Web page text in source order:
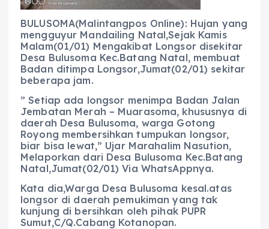
BULUSOMA(Malintangpos Online): Hujan yang
mengguyur Mandailing Natal,Sejak Kamis
Malam(01/01) Mengakibat Longsor disekitar
Desa Bulusoma Kec.Batang Natal, membuat
Badan ditimpa Longsor,Jumat(02/01) sekitar
beberapa jam.
” Setiap ada longsor menimpa Badan Jalan
Jembatan Merah – Muarasoma, khususnya di
daerah Desa Bulusoma, warga Gotong
Royong membersihkan tumpukan longsor,
biar bisa lewat,” Ujar Marahalim Nasution,
Melaporkan dari Desa Bulusoma Kec.Batang
Natal,Jumat(02/01) Via WhatsAppnya.
Kata dia,Warga Desa Bulusoma kesal.atas
longsor di daerah pemukiman yang tak
kunjung di bersihkan oleh pihak PUPR
Sumut,C/Q.Cabang Kotanopan.